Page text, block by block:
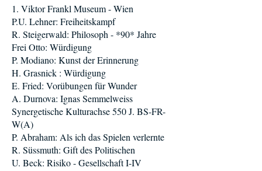
1. Viktor Frankl Museum - Wien
P.U. Lehner: Freiheitskampf
R. Steigerwald: Philosoph - *90* Jahre
Frei Otto: Würdigung
P. Modiano: Kunst der Erinnerung
H. Grasnick : Würdigung
E. Fried: Vorübungen für Wunder
A. Durnova: Ignas Semmelweiss
Synergetische Kulturachse 550 J. BS-FR-
W(A)
P. Abraham: Als ich das Spielen verlernte
R. Süssmuth: Gift des Politischen
U. Beck: Risiko - Gesellschaft I-IV